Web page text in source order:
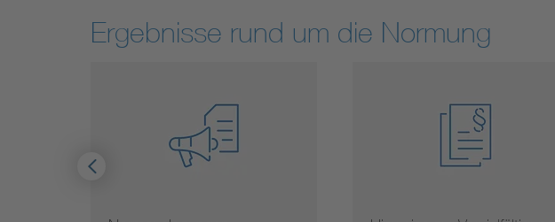
Ergebnisse rund um die Normung